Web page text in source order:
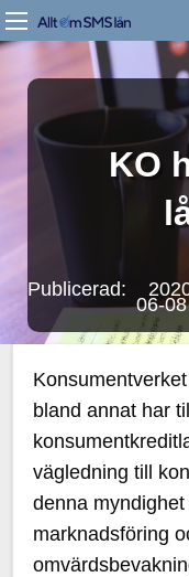
KO
Publicerad:
06-08
bland annat har
vägledning till
denna
marknadsföring